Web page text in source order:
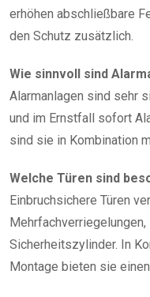
erhöhen abschließbare
den Schutz zusätzlich.
Wie sinnvoll sind
Alarmanlagen sind sehr
und im Ernstfall sofort
sind sie in Kombination
Welche Türen sind
Einbruchsichere Türen
Sicherheitszylinder. In
Montage bieten sie einen